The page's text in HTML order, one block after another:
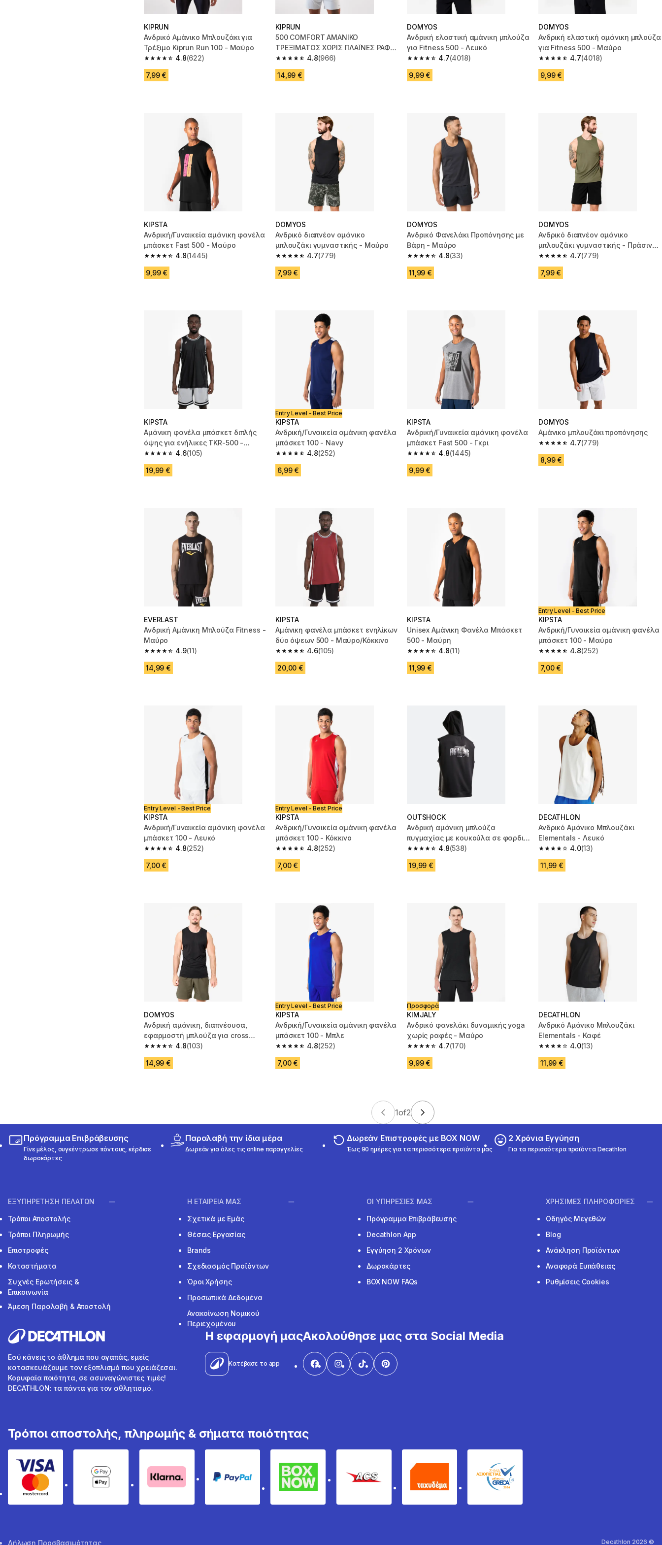
KIPRUN
Ανδρικό Αμάνικο Μπλουζάκι για
Τρέξιμο Kiprun Run 100 - Μαύρο
4.8
4.8 out of 5 stars from 622 reviews
(622)
7,99 €
KIPRUN
500 COMFORT ΑΜΑΝΙΚΟ
ΤΡΕΞΙΜΑΤΟΣ ΧΩΡΙΣ ΠΛΑΪΝΕΣ ΡΑΦΕΣ
- SLATE BLUE
4.8
4.8 out of 5 stars from 966 reviews
(966)
14,99 €
DOMYOS
Ανδρική ελαστική αμάνικη μπλούζα
για Fitness 500 - Λευκό
4.7
4.7 out of 5 stars from 4018 reviews
(4018)
9,99 €
DOMYOS
Ανδρική ελαστική αμάνικη μπλούζα
για Fitness 500 - Μαύρο
4.7
4.7 out of 5 stars from 4018 reviews
(4018)
9,99 €
KIPSTA
Ανδρική/Γυναικεία αμάνικη φανέλα
μπάσκετ Fast 500 - Μαύρο
4.8
4.8 out of 5 stars from 1445 reviews
(1445)
9,99 €
DOMYOS
Ανδρικό διαπνέον αμάνικο
μπλουζάκι γυμναστικής - Μαύρο
4.7
4.7 out of 5 stars from 779 reviews
(779)
7,99 €
DOMYOS
Ανδρικό Φανελάκι Προπόνησης με
Βάρη - Μαύρο
4.8
4.8 out of 5 stars from 33 reviews
(33)
11,99 €
DOMYOS
Ανδρικό διαπνέον αμάνικο
μπλουζάκι γυμναστικής - Πράσινο
χακί
4.7
4.7 out of 5 stars from 779 reviews
(779)
7,99 €
KIPSTA
Αμάνικη φανέλα μπάσκετ διπλής
όψης για ενήλικες TKR-500 -
Μαύρο/Λευκό
4.6
4.6 out of 5 stars from 105 reviews
(105)
19,99 €
Entry Level - Best Price
KIPSTA
Ανδρική/Γυναικεία αμάνικη φανέλα
μπάσκετ 100 - Navy
4.8
4.8 out of 5 stars from 252 reviews
(252)
6,99 €
KIPSTA
Ανδρική/Γυναικεία αμάνικη φανέλα
μπάσκετ Fast 500 - Γκρι
4.8
4.8 out of 5 stars from 1445 reviews
(1445)
9,99 €
DOMYOS
Αμάνικο μπλουζάκι προπόνησης
4.7
4.7 out of 5 stars from 779 reviews
(779)
8,99 €
EVERLAST
Ανδρική Αμάνικη Μπλούζα Fitness -
Μαύρο
4.9
4.9 out of 5 stars from 11 reviews
(11)
14,99 €
KIPSTA
Αμάνικη φανέλα μπάσκετ ενηλίκων
δύο όψεων 500 - Μαύρο/Κόκκινο
4.6
4.6 out of 5 stars from 105 reviews
(105)
20,00 €
KIPSTA
Unisex Αμάνικη Φανέλα Μπάσκετ
500 - Μαύρη
4.8
4.8 out of 5 stars from 11 reviews
(11)
11,99 €
Entry Level - Best Price
KIPSTA
Ανδρική/Γυναικεία αμάνικη φανέλα
μπάσκετ 100 - Μαύρο
4.8
4.8 out of 5 stars from 252 reviews
(252)
7,00 €
Entry Level - Best Price
KIPSTA
Ανδρική/Γυναικεία αμάνικη φανέλα
μπάσκετ 100 - Λευκό
4.8
4.8 out of 5 stars from 252 reviews
(252)
7,00 €
Entry Level - Best Price
KIPSTA
Ανδρική/Γυναικεία αμάνικη φανέλα
μπάσκετ 100 - Κόκκινο
4.8
4.8 out of 5 stars from 252 reviews
(252)
7,00 €
OUTSHOCK
Ανδρική αμάνικη μπλούζα
πυγμαχίας με κουκούλα σε φαρδιά
γραμμή - Μαύρο
4.8
4.8 out of 5 stars from 538 reviews
(538)
19,99 €
DECATHLON
Ανδρικό Αμάνικο Μπλουζάκι
Elementals - Λευκό
4.0
4.0 out of 5 stars from 13 reviews
(13)
11,99 €
DOMYOS
Ανδρική αμάνικη, διαπνέουσα,
εφαρμοστή μπλούζα για cross
training - Μαύρο
4.8
4.8 out of 5 stars from 103 reviews
(103)
14,99 €
Entry Level - Best Price
KIPSTA
Ανδρική/Γυναικεία αμάνικη φανέλα
μπάσκετ 100 - Μπλε
4.8
4.8 out of 5 stars from 252 reviews
(252)
7,00 €
Προσφορά
KIMJALY
Ανδρικό φανελάκι δυναμικής yoga
χωρίς ραφές - Μαύρο
4.7
4.7 out of 5 stars from 170 reviews
(170)
9,99 €
DECATHLON
Ανδρικό Αμάνικο Μπλουζάκι
Elementals - Καφέ
4.0
4.0 out of 5 stars from 13 reviews
(13)
11,99 €
1of2
Πρόγραμμα Επιβράβευσης
Γίνε μέλος, συγκέντρωσε πόντους, κέρδισε
δωροκάρτες
Παραλαβή την ίδια μέρα
Δωρεάν για όλες τις online παραγγελίες
Δωρεάν Επιστροφές με BOX NOW
Έως 90 ημέρες για τα περισσότερα προϊόντα μας
2 Χρόνια Εγγύηση
Για τα περισσότερα προϊόντα Decathlon
ΕΞΥΠΗΡΕΤΗΣΗ ΠΕΛΑΤΩΝ
Τρόποι Αποστολής
Τρόποι Πληρωμής
Επιστροφές
Καταστήματα
Συχνές Ερωτήσεις &
Επικοινωνία
Άμεση Παραλαβή & Αποστολή
Η ΕΤΑΙΡΕΙΑ ΜΑΣ
Σχετικά με Εμάς
Θέσεις Εργασίας
Brands
Σχεδιασμός Προϊόντων
Όροι Χρήσης
Προσωπικά Δεδομένα
Ανακοίνωση Νομικού
Περιεχομένου
ΟΙ ΥΠΗΡΕΣΙΕΣ ΜΑΣ
Πρόγραμμα Επιβράβευσης
Decathlon App
Εγγύηση 2 Χρόνων
Δωροκάρτες
BOX NOW FAQs
ΧΡΗΣΙΜΕΣ ΠΛΗΡΟΦΟΡΙΕΣ
Οδηγός Μεγεθών
Blog
Ανάκληση Προϊόντων
Αναφορά Ευπάθειας
Ρυθμίσεις Cookies
Εσύ κάνεις το άθλημα που αγαπάς, εμείς
κατασκευάζουμε τον εξοπλισμό που χρειάζεσαι.
Κορυφαία ποιότητα, σε ασυναγώνιστες τιμές!
DECATHLON: τα πάντα για τον αθλητισμό.
Η εφαρμογή μας
Κατέβασε το app
Ακολούθησε μας στα Social Media
Τρόποι αποστολής, πληρωμής & σήματα ποιότητας
Visa & MastercardGoogle Pay & Apple Pay
Klarna PayPal Box Now ACS Ταχυδέμα GRECA Trustmark
Δήλωση Προσβασιμότητας Decathlon 2026 ©